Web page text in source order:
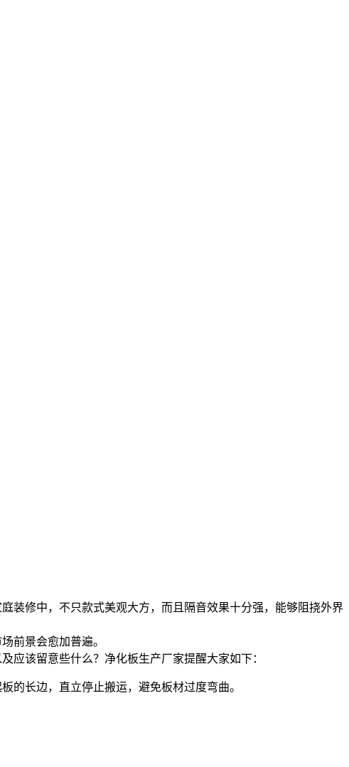
装修中，不只款式美观大方，而且隔音效果十分强，能够阻挠外界
前景会愈加普遍。
该留意些什么？净化板生产厂家提醒大家如下：
的长边，直立停止搬运，避免板材过度弯曲。